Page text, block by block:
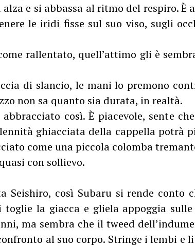
e si abbassa al ritmo del respiro. È
le iridi fisse sul suo viso, sugli
rallentato, quell’attimo gli è
di slancio, le mani lo premono
non sa quanto sia durata, in realtà.
abbracciato così. È piacevole, sente
ghiacciata della cappella potrà
come una piccola colomba
con sollievo.
Seishiro, così Subaru si rende conto
la giacca e gliela appoggia
ma sembra che il tweed
al suo corpo. Stringe i lembi e